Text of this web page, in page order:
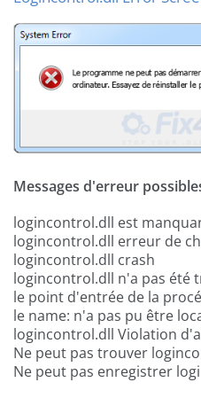
Messages d'erreur
logincontrol.dll est
logincontrol.dll erreur de
logincontrol.dll crash
logincontrol.dll n'a pas été
le point d'entrée de la
le name: n'a pas pu être
logincontrol.dll Violation
Ne peut pas trouver
Ne peut pas enregistrer